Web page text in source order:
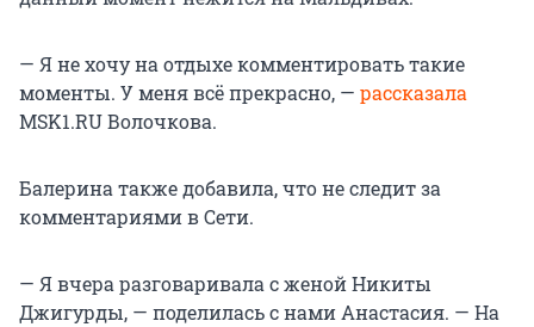
— Я не хочу на отдыхе комментировать такие
моменты. У меня всё прекрасно, — рассказала
MSK1.RU Волочкова.
Балерина также добавила, что не следит за
комментариями в Сети.
— Я вчера разговаривала с женой Никиты
Джигурды, — поделилась с нами Анастасия. — На